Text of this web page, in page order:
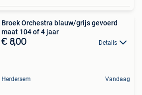
Broek Orchestra blauw/grijs gevoerd
maat 104 of 4 jaar
€ 8,00 Details
Herdersem Vandaag